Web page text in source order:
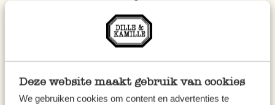
Deze website maakt gebruik van cookies
We gebruiken cookies om content en advertenties te
Lassen Sie alles auf kleiner Hitze rührend 5
Minuten köcheln. Achtung: das Obst darf
nicht zu Mus kochen.